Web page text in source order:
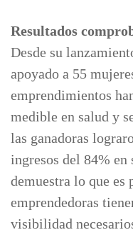
Resultados
Desde su
apoyado a 55
emprendimientos
medible en salud y
las ganadoras
ingresos del 84% en
demuestra lo que es
emprendedoras
visibilidad